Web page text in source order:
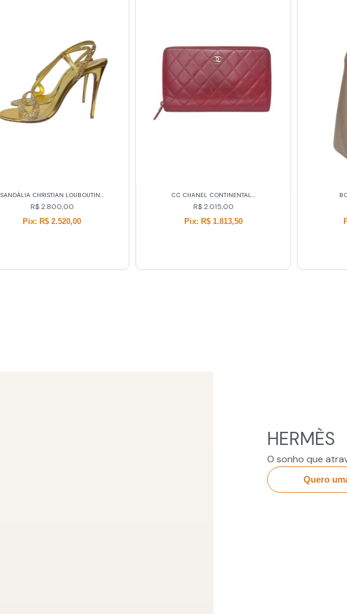
SANDÁLIA CHRISTIAN LOUBOUTIN...
R$2.800,00
Pix: R$ 2.520,00
CC CHANEL CONTINENTAL...
R$2.015,00
Pix: R$ 1.813,50
HERMÈS
O sonho que
Quero